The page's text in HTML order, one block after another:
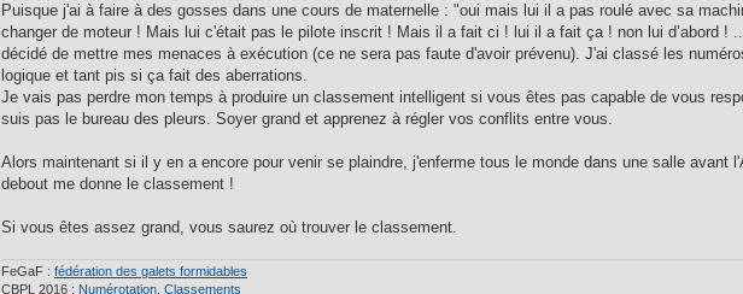
Puisque j'ai à faire à des gosses dans une cours de maternelle : "oui mais lui il a pas roulé avec sa
changer de moteur ! Mais lui c'était pas le pilote inscrit ! Mais il a fait ci ! lui il a fait ça ! non lui d’abord !
décidé de mettre mes menaces à exécution (ce ne sera pas faute d'avoir prévenu). J'ai classé les
logique et tant pis si ça fait des aberrations.
Je vais pas perdre mon temps à produire un classement intelligent si vous êtes pas capable de vous
suis pas le bureau des pleurs. Soyer grand et apprenez à régler vos conflits entre vous.
Alors maintenant si il y en a encore pour venir se plaindre, j'enferme tous le monde dans une salle avant
debout me donne le classement !
Si vous êtes assez grand, vous saurez où trouver le classement.
FeGaF : fédération des galets formidables
CBPL 2016 : Numérotation Classements